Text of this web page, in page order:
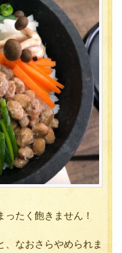
たく飽きません！
、なおさらやめられま